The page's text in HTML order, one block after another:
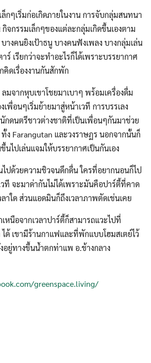
กๆเริ่มก่อเกิดภายในงาน การจับกลุ่มสนทนา
จกรรมเล็กๆของแต่ละกลุ่มเกิดขึ้นเองตาม
างคนยิงเป้าธนู บางคนฟังเพลง บางกลุ่มเล่น
ร์ เรียกว่าจะทำอะไรก็ได้เพราะบรรยากาศ
คิดเรื่องงานกันสักพัก
ลมจากหุบเขาโชยมาเบาๆ พร้อมเครื่องดื่ม
พื่อนๆเริ่มย้ายมาสู่หน้าเวที การบรรเลง
กดนตรีชาวต่างชาติที่เป็นเพื่อนๆกันมาช่วย
ทั้ง Farangutan และวงราษฏร นอกจากนั้นก็
ไปเล่นแจมให้บรรยากาศเป็นกันเอง
ปด้วยความชิวจนดึกดื่น ใครที่อยากนอนก็ไป
ที จะมาด่ากันไม่ได้เพราะมันคือปาร์ตี้ที่คาด
ลาใด ส่วนแอดมินก็ถึงเวลาภาพตัดเช่นเคย
หนือจากเวลาปาร์ตี้ก็สามารถแวะไปที่
ได้ เขามีร้านกาแฟและที่พักแบบโฮมสเตย์ไว้
ยู่ทางขึ้นน้ำตกท่าแพ อ.ช้างกลาง
greenspace.living/